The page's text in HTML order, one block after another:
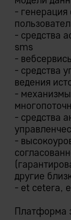
-
- средства
sms
-
- средства
ведения
-
- средства
-
другие
- et cetera,
Платформа